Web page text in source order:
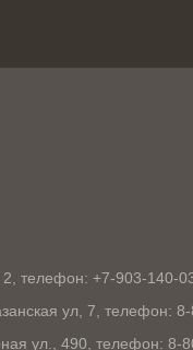
телефон: +7-903-140-
ул, 7, телефон:
ул., 490, телефон: 8-